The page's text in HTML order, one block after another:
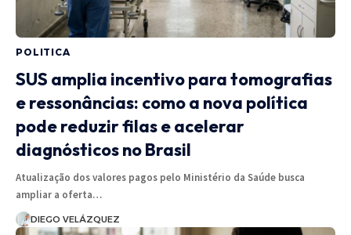
POLITICA
SUS amplia incentivo para tomografias
e ressonâncias: como a nova política
pode reduzir filas e acelerar
diagnósticos no Brasil
Atualização dos valores pagos pelo Ministério da Saúde busca
ampliar a oferta…
DIEGO VELÁZQUEZ